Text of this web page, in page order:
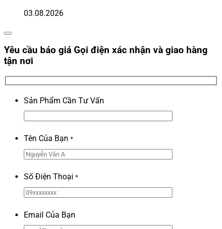
03.08.2026
Yêu cầu báo giá Gọi điện xác nhận và giao hàng
tận nơi
Sản Phẩm Cần Tư Vấn
Tên Của Bạn *
Số Điện Thoại *
Email Của Bạn